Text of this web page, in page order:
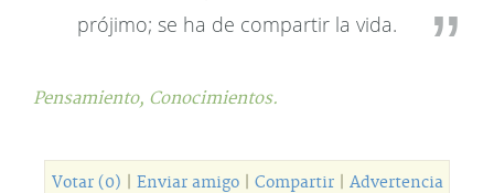
prójimo; se ha de compartir la vida.
Pensamiento, Conocimientos.
Votar (0) Enviar amigo| Compartir| Advertencia